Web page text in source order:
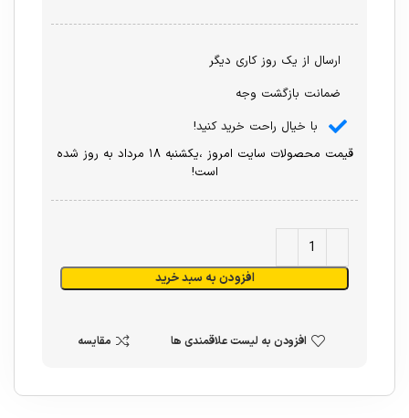
ارسال از یک روز کاری دیگر
ضمانت بازگشت وجه
با خیال راحت خرید کنید!
قیمت محصولات سایت امروز ،یکشنبه ۱۸ مرداد به روز شده
است!
افزودن به سبد خرید
افزودن به لیست علاقمندی ها مقایسه